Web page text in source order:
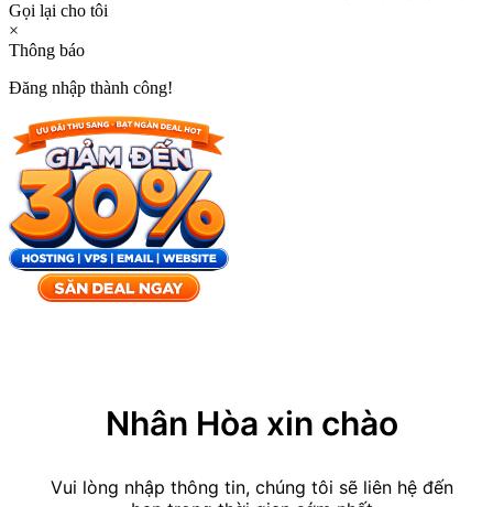
Gọi lại cho tôi
×
Thông báo
Đăng nhập thành công!
Nhân Hòa xin chào
Vui lòng nhập thông tin, chúng tôi sẽ liên hệ đến